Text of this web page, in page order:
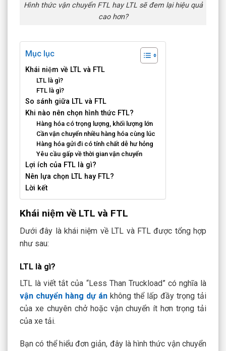
Hình thức vận chuyển FTL hay LTL sẽ đem lại hiệu quả
cao hơn?
Mục lục
Khái niệm về LTL và FTL
LTL là gì?
FTL là gì?
So sánh giữa LTL và FTL
Khi nào nên chọn hình thức FTL?
Hàng hóa có trọng lượng, khối lượng lớn
Cần vận chuyển nhiều hàng hóa cùng lúc
Hàng hóa gửi đi có tính chất dễ hư hỏng
Yêu cầu gấp về thời gian vận chuyển
Lợi ích của FTL là gì?
Nên lựa chọn LTL hay FTL?
Lời kết
Khái niệm về LTL và FTL
Dưới đây là khái niệm về LTL và FTL được tổng hợp
như sau:
LTL là gì?
LTL là viết tắt của “Less Than Truckload” có nghĩa là
vận chuyển hàng dự án không thể lấp đầy trọng tải
của xe chuyên chở hoặc vận chuyển ít hơn trọng tải
của xe tải.
Bạn có thể hiểu đơn giản, đây là hình thức vận chuyển